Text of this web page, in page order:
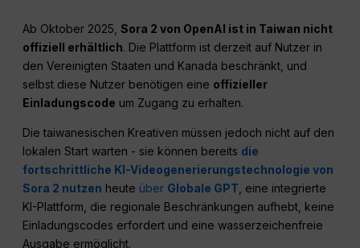
Ab Oktober 2025,Sora 2 von OpenAI ist in Taiwan nicht
offiziell erhältlich. Die Plattform ist derzeit auf Nutzer in
den Vereinigten Staaten und Kanada beschränkt, und
selbst diese Nutzer benötigen eine offizieller
Einladungscode um Zugang zu erhalten.
Die taiwanesischen Kreativen müssen jedoch nicht auf den
lokalen Start warten - sie können bereits die
fortschrittliche KI-Videogenerierungstechnologie von
Sora 2 nutzen heute über Globale GPT , eine integrierte
KI-Plattform, die regionale Beschränkungen aufhebt, keine
Einladungscodes erfordert und eine wasserzeichenfreie
Ausgabe ermöglicht.